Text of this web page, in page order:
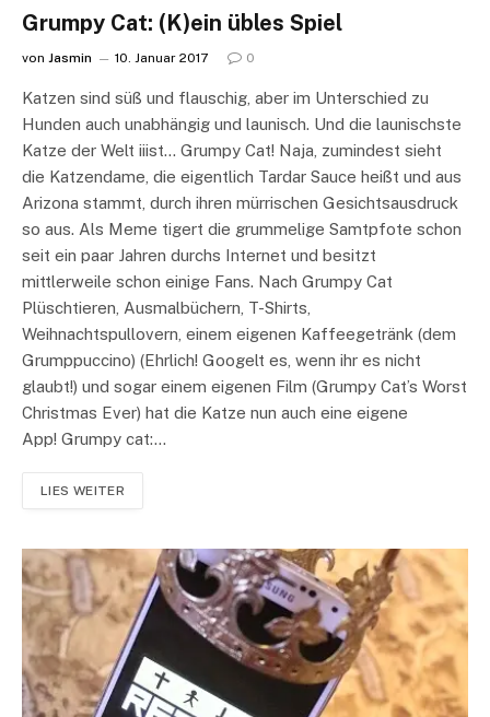
Grumpy Cat: (K)ein übles Spiel
von Jasmin 10. Januar 2017 0
Katzen sind süß und flauschig, aber im Unterschied zu
Hunden auch unabhängig und launisch. Und die launischste
Katze der Welt iiist… Grumpy Cat! Naja, zumindest sieht
die Katzendame, die eigentlich Tardar Sauce heißt und aus
Arizona stammt, durch ihren mürrischen Gesichtsausdruck
so aus. Als Meme tigert die grummelige Samtpfote schon
seit ein paar Jahren durchs Internet und besitzt
mittlerweile schon einige Fans. Nach Grumpy Cat
Plüschtieren, Ausmalbüchern, T-Shirts,
Weihnachtspullovern, einem eigenen Kaffeegetränk (dem
Grumppuccino) (Ehrlich! Googelt es, wenn ihr es nicht
glaubt!) und sogar einem eigenen Film (Grumpy Cat’s Worst
Christmas Ever) hat die Katze nun auch eine eigene
App! Grumpy cat:…
LIES WEITER